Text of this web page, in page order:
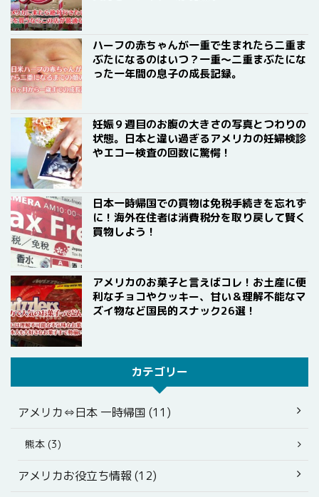
ハーフの赤ちゃんが一重で生まれたら二重ま
ぶたになるのはいつ？一重〜二重まぶたにな
った一年間の息子の成長記録。
妊娠９週目のお腹の大きさの写真とつわりの
状態。日本と違い過ぎるアメリカの妊婦検診
やエコー検査の回数に驚愕！
日本一時帰国での買物は免税手続きを忘れず
に！海外在住者は消費税分を取り戻して賢く
買物しよう！
アメリカのお菓子と言えばコレ！お土産に便
利なチョコやクッキー、甘い＆理解不能なマ
ズイ物など国民的スナック26選！
カテゴリー
アメリカ⇔日本 一時帰国 (11)
熊本 (3)
アメリカお役立ち情報 (12)